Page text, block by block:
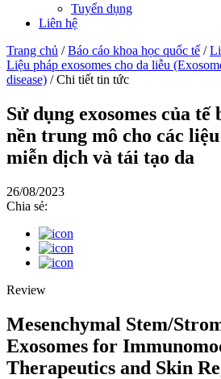
Tuyển dụng
Liên hệ
Trang chủ /Báo cáo khoa học quốc tế /
Liệu pháp exosomes cho da liễu
disease) /Chi tiết tin tức
Sử dụng exosomes của tế
nền trung mô cho các
miễn dịch và tái tạo da
26/08/2023
Chia sẻ:
Review
Mesenchymal Stem/
Exosomes for
Therapeutics and Skin